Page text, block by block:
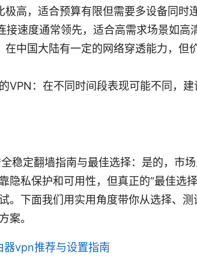
高，适合预算有限但需要多设备同时
速度通常领先，适合高需求场景如高
中国大陆有一定的网络穿透能力，但
VPN：在不同时间段表现可能不同，
稳定翻墙指南与最佳选择：是的，市
隐私保护和可用性，但真正的“最佳选
。下面我们用实用角度带你从选择、
案。
vpn推荐与设置指南